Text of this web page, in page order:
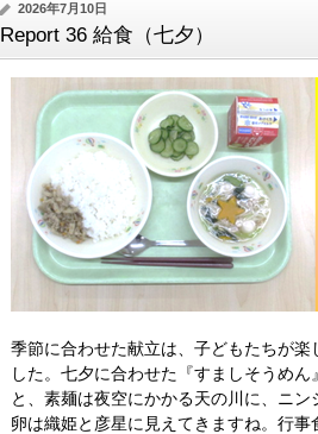
2026年7月10日
Report 36 給食（七夕）
季節に合わせた献立は、子どもたちが
した。七夕に合わせた『すましそうめ
と、素麺は夜空にかかる天の川に、ニ
卵は織姫と彦星に見えてきますね。行